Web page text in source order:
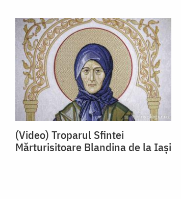
(Video) Troparul Sfintei
Mărturisitoare Blandina de la Iași